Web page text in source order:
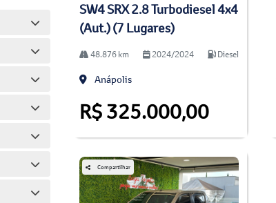
SW4 SRX 2.8 Turbodiesel 4x4
(Aut.) (7 Lugares)
48.876 km 2024/2024 Diesel
Anápolis
R$ 325.000,00
Compartilhar